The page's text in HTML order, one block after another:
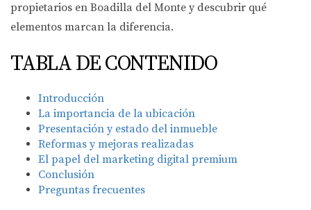
propietarios en Boadilla del Monte y descubrir qué
elementos marcan la diferencia.
TABLA DE CONTENIDO
Introducción
La importancia de la ubicación
Presentación y estado del inmueble
Reformas y mejoras realizadas
El papel del marketing digital premium
Conclusión
Preguntas frecuentes